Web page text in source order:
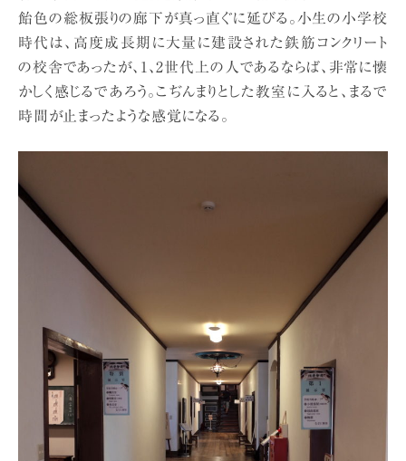
飴色の総板張りの廊下が真っ直ぐに延びる。小生の小学校
時代は、高度成長期に大量に建設された鉄筋コンクリート
の校舎であったが、1、2世代上の人であるならば、非常に懐
かしく感じるであろう。こぢんまりとした教室に入ると、まるで
時間が止まったような感覚になる。